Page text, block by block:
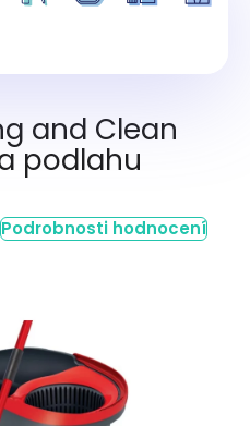
and Clean
podlahu
Podrobnosti hodnocení